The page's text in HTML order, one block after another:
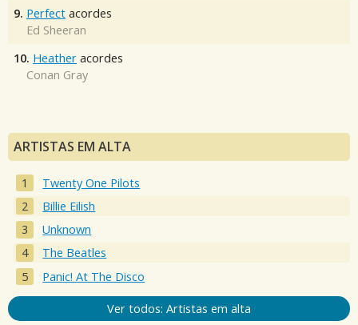
9. Perfect acordes
Ed Sheeran
10. Heather acordes
Conan Gray
ARTISTAS EM ALTA
Twenty One Pilots
Billie Eilish
Unknown
The Beatles
Panic! At The Disco
Ver todos: Artistas em alta